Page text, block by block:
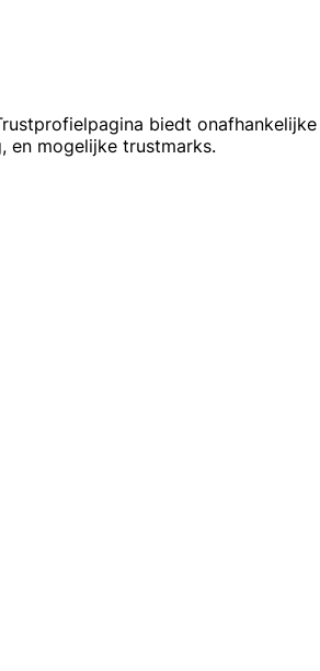
biedt
en mogelijke trustmarks.